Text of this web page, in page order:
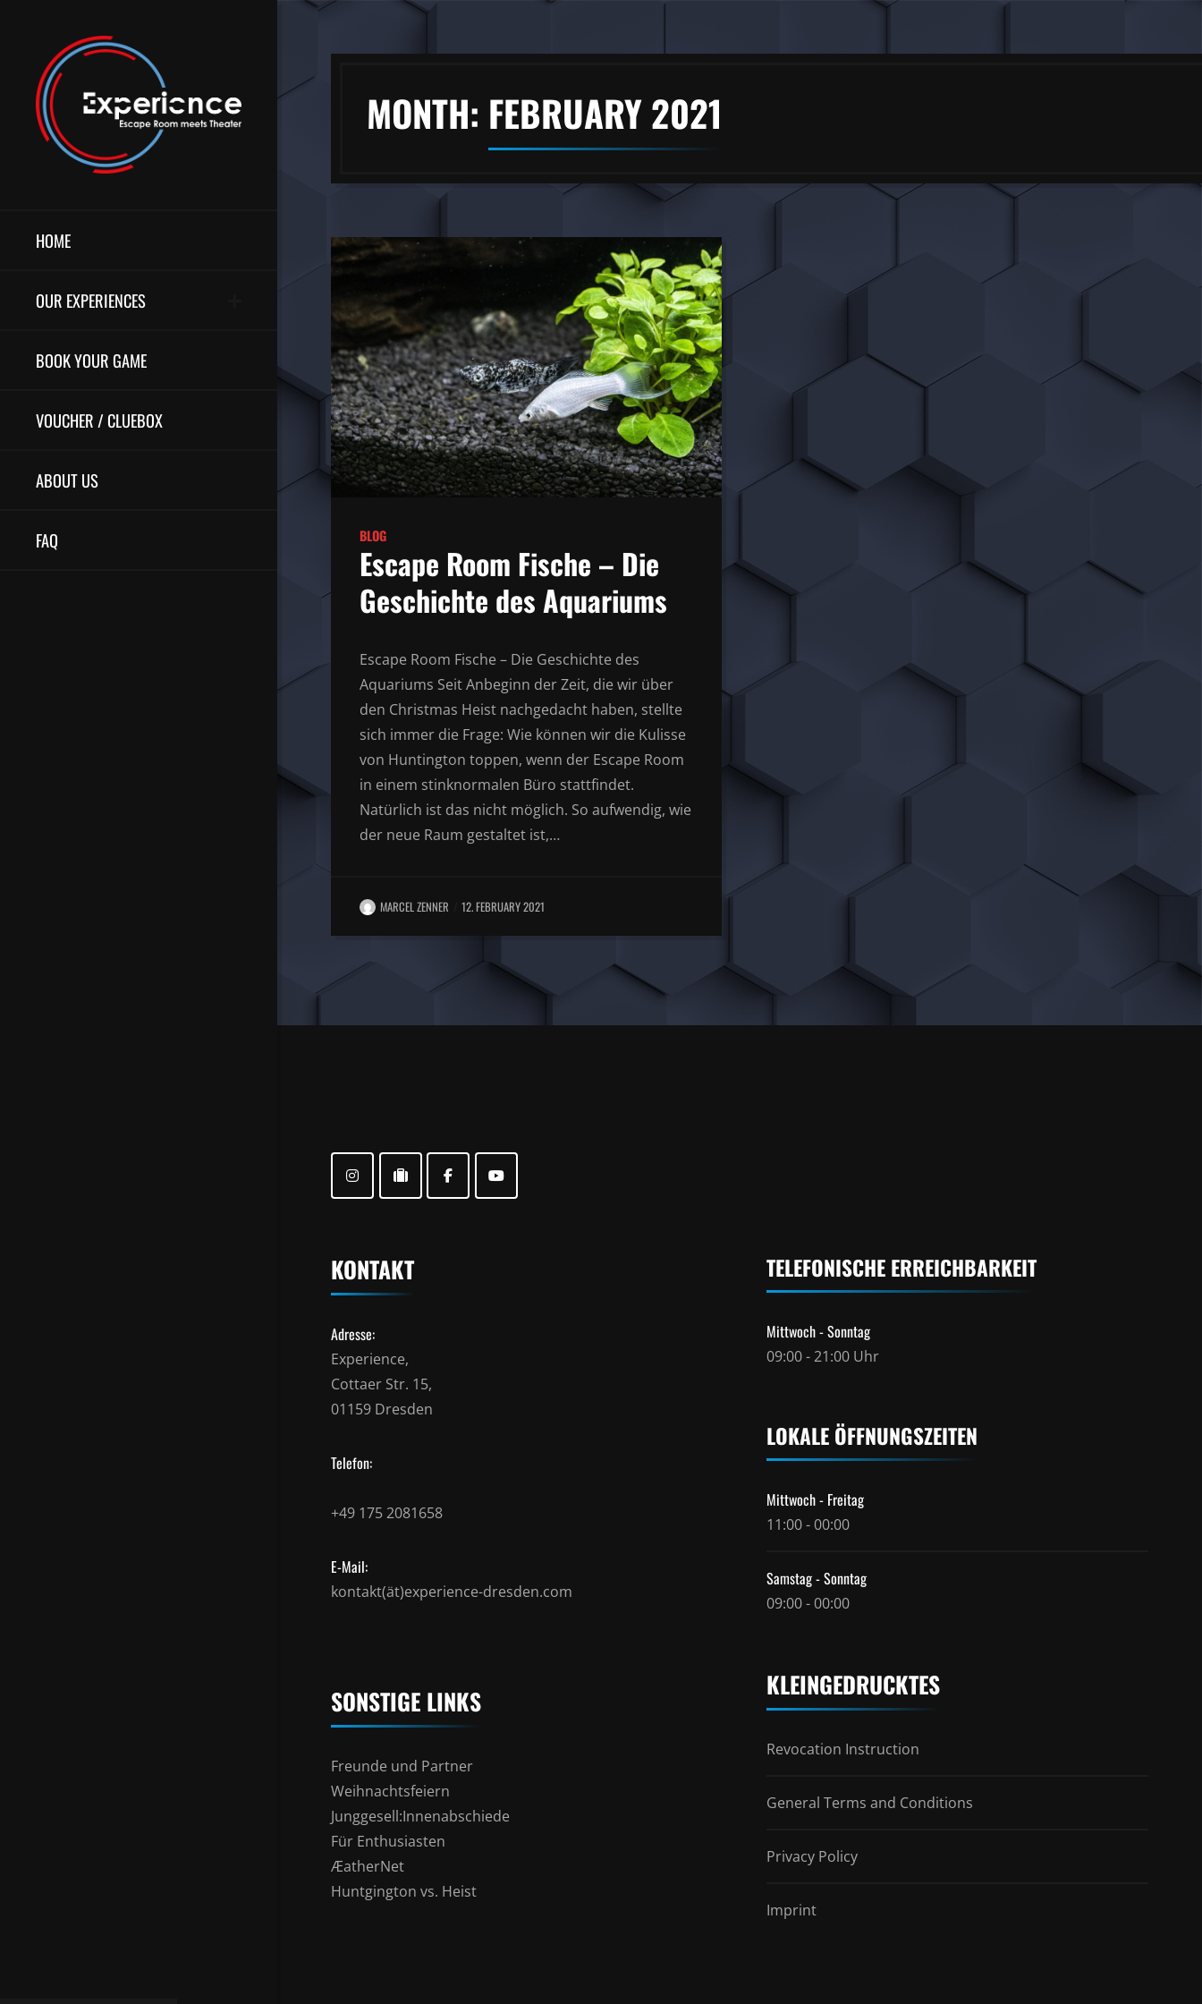
HOME
OUR EXPERIENCES
BOOK YOUR GAME
VOUCHER / CLUEBOX
ABOUT US
FAQ
MONTH: FEBRUARY 2021
BLOG
Escape Room Fische – Die
Geschichte des Aquariums
Escape Room Fische – Die Geschichte des
Aquariums Seit Anbeginn der Zeit, die wir über
den Christmas Heist nachgedacht haben, stellte
sich immer die Frage: Wie können wir die Kulisse
von Huntington toppen, wenn der Escape Room
in einem stinknormalen Büro stattfindet.
Natürlich ist das nicht möglich. So aufwendig, wie
der neue Raum gestaltet ist,…
MARCEL ZENNER 12. FEBRUARY 2021
KONTAKT
Adresse:
Experience,
Cottaer Str. 15,
01159 Dresden
Telefon:
+49 175 2081658
E-Mail:
kontakt(ät)experience-dresden.com
SONSTIGE LINKS
Freunde und Partner
Weihnachtsfeiern
Junggesell:Innenabschiede
Für Enthusiasten
ÆatherNet
Huntgington vs. Heist
TELEFONISCHE ERREICHBARKEIT
Mittwoch - Sonntag
09:00 - 21:00 Uhr
LOKALE ÖFFNUNGSZEITEN
Mittwoch - Freitag
11:00 - 00:00
Samstag - Sonntag
09:00 - 00:00
KLEINGEDRUCKTES
Revocation Instruction
General Terms and Conditions
Privacy Policy
Imprint